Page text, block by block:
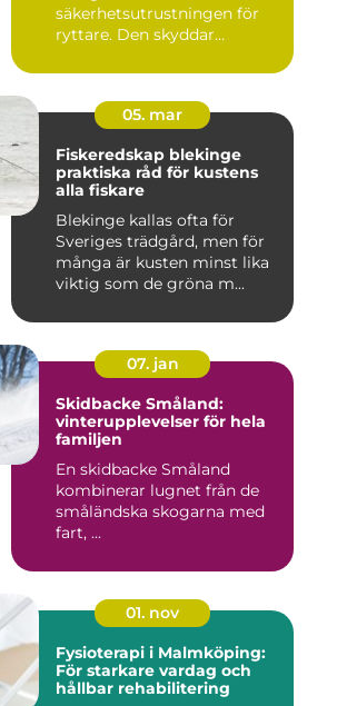
säkerhetsutrustningen för
ryttare. Den skyddar
05. mar
Fiskeredskap blekinge
praktiska råd för kustens
alla fiskare
Blekinge kallas ofta för
Sveriges trädgård, men för
många är kusten minst lika
viktig som de gröna m...
07. jan
Skidbacke Småland:
vinterupplevelser för hela
familjen
En skidbacke Småland
kombinerar lugnet från de
småländska skogarna med
fart, ...
01. nov
Fysioterapi i Malmköping:
För starkare vardag och
hållbar rehabilitering